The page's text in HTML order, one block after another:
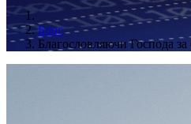
Блог
Благословляючи Господа за